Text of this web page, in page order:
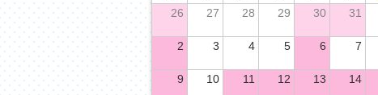
26 27 28 29 30 31
2 3 4 5 6 7
9 10 11 12 13 14